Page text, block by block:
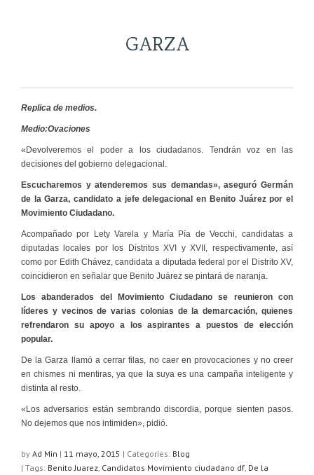
GARZA
Replica de medios.
Medio:Ovaciones
«Devolveremos el poder a los ciudadanos. Tendrán voz en las
decisiones del gobierno delegacional.
Escucharemos y atenderemos sus demandas», aseguró Germán
de la Garza, candidato a jefe delegacional en Benito Juárez por el
Movimiento Ciudadano.
Acompañado por Lety Varela y María Pía de Vecchi, candidatas a
diputadas locales por los Distritos XVI y XVII, respectivamente, así
como por Edith Chávez, candidata a diputada federal por el Distrito XV,
coincidieron en señalar que Benito Juárez se pintará de naranja.
Los abanderados del Movimiento Ciudadano se reunieron con
líderes y vecinos de varias colonias de la demarcación, quienes
refrendaron su apoyo a los aspirantes a puestos de elección
popular.
De la Garza llamó a cerrar filas, no caer en provocaciones y no creer
en chismes ni mentiras, ya que la suya es una campaña inteligente y
distinta al resto.
«Los adversarios están sembrando discordia, porque sienten pasos.
No dejemos que nos intimiden», pidió.
by Ad Min | 11 mayo, 2015 | Categories: Blog
| Tags: Benito Juarez Candidatos Movimiento ciudadano df De la